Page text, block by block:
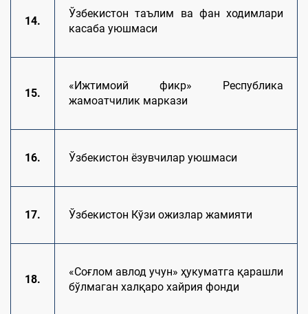
14.
Ўзбекистон таълим ва фан ходимлари
касаба уюшмаси
15.
«Ижтимоий фикр» Республика
жамоатчилик маркази
16. Ўзбекистон ёзувчилар уюшмаси
17. Ўзбекистон Кўзи ожизлар жамияти
18.
«Соғлом авлод учун» ҳукуматга қарашли
бўлмаган халқаро хайрия фонди